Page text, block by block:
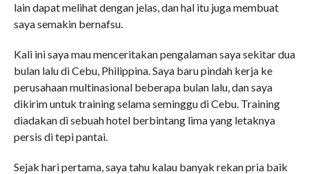
lain dapat melihat dengan jelas, dan hal itu juga membuat
saya semakin bernafsu.
Kali ini saya mau menceritakan pengalaman saya sekitar dua
bulan lalu di Cebu, Philippina. Saya baru pindah kerja ke
perusahaan multinasional beberapa bulan lalu, dan saya
dikirim untuk training selama seminggu di Cebu. Training
diadakan di sebuah hotel berbintang lima yang letaknya
persis di tepi pantai.
Sejak hari pertama, saya tahu kalau banyak rekan pria baik